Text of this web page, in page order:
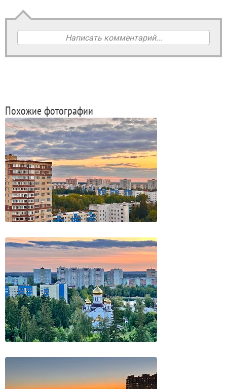
Написать комментарий...
Похожие фотографии